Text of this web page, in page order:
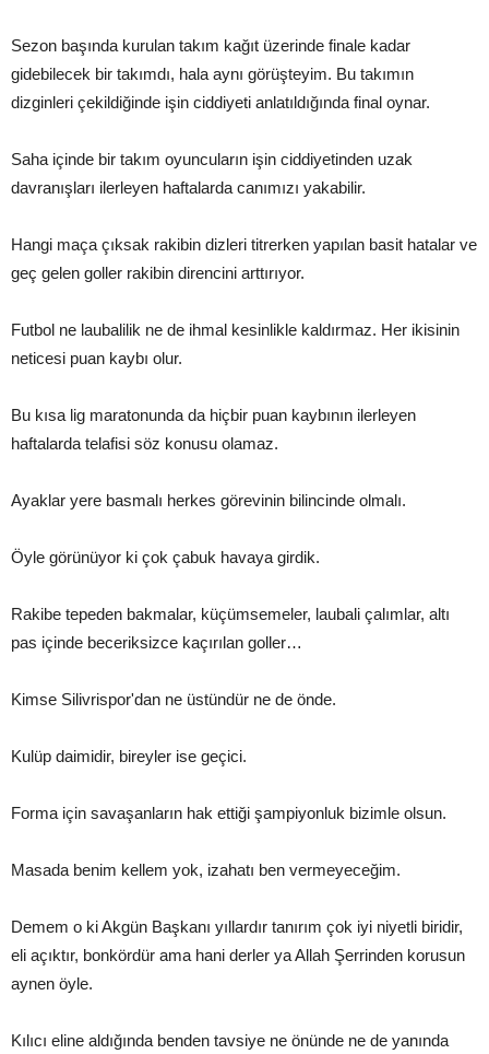
Sezon başında kurulan takım kağıt üzerinde finale kadar
gidebilecek bir takımdı, hala aynı görüşteyim. Bu takımın
dizginleri çekildiğinde işin ciddiyeti anlatıldığında final oynar.
Saha içinde bir takım oyuncuların işin ciddiyetinden uzak
davranışları ilerleyen haftalarda canımızı yakabilir.
Hangi maça çıksak rakibin dizleri titrerken yapılan basit hatalar ve
geç gelen goller rakibin direncini arttırıyor.
Futbol ne laubalilik ne de ihmal kesinlikle kaldırmaz. Her ikisinin
neticesi puan kaybı olur.
Bu kısa lig maratonunda da hiçbir puan kaybının ilerleyen
haftalarda telafisi söz konusu olamaz.
Ayaklar yere basmalı herkes görevinin bilincinde olmalı.
Öyle görünüyor ki çok çabuk havaya girdik.
Rakibe tepeden bakmalar, küçümsemeler, laubali çalımlar, altı
pas içinde beceriksizce kaçırılan goller…
Kimse Silivrispor'dan ne üstündür ne de önde.
Kulüp daimidir, bireyler ise geçici.
Forma için savaşanların hak ettiği şampiyonluk bizimle olsun.
Masada benim kellem yok, izahatı ben vermeyeceğim.
Demem o ki Akgün Başkanı yıllardır tanırım çok iyi niyetli biridir,
eli açıktır, bonkördür ama hani derler ya Allah Şerrinden korusun
aynen öyle.
Kılıcı eline aldığında benden tavsiye ne önünde ne de yanında